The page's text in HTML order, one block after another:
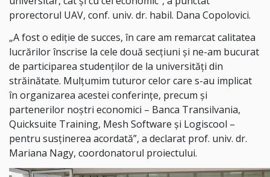
prorectorul UAV, conf. univ. dr. habil. Dana Copolovici.
„A fost o ediție de succes, în care am remarcat calitatea
lucrărilor înscrise la cele două secțiuni și ne-am bucurat
de participarea studenților de la universități din
străinătate. Mulțumim tuturor celor care s-au implicat
în organizarea acestei conferințe, precum și
partenerilor noștri economici – Banca Transilvania,
Quicksuite Training, Mesh Software și Logiscool –
pentru susținerea acordată”, a declarat prof. univ. dr.
Mariana Nagy, coordonatorul proiectului.